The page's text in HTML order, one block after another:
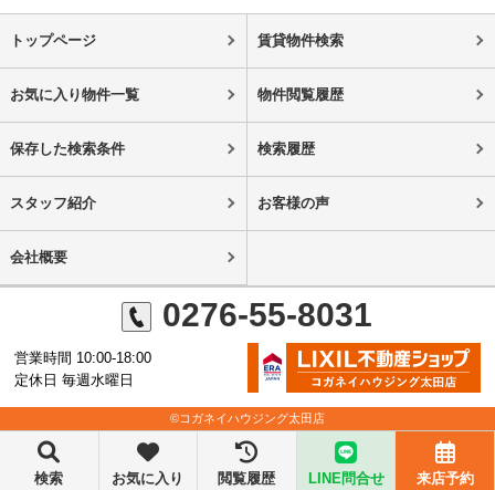
トップページ 賃貸物件検索
お気に入り物件一覧 物件閲覧履歴
保存した検索条件 検索履歴
スタッフ紹介 お客様の声
会社概要
0276-55-8031
営業時間 10:00-18:00
定休日 毎週水曜日
©コガネイハウジング太田店
検索 お気に入り 閲覧履歴 LINE問合せ 来店予約